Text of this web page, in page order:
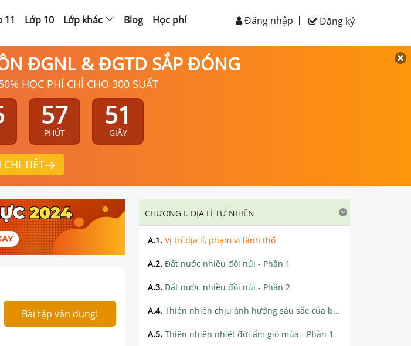
11 Lớp 10 Lớp khác Blog Học phí Đăng ký
Đăng nhập
ĐGNL & ĐGTD SẮP ĐÓNG
HỌC PHÍ CHỈ CHO 300 SUẤT
57
PHÚT
50
GIÂY
CHI TIẾT
Bài tập vận dụng!
CHƯƠNG I. ĐỊA LÍ TỰ NHIÊN
A.1. Vị trí địa lí, phạm vi lãnh thổ
A.2. Đất nước nhiều đồi núi - Phần 1
A.3. Đất nước nhiều đồi núi - Phần 2
A.4. Thiên nhiên chịu ảnh hưởng sâu sắc của biển
A.5. Thiên nhiên nhiệt đới ẩm gió mùa - Phần 1